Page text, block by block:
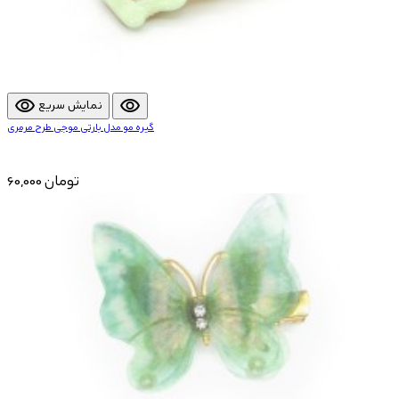
visibility نمایش سریع visibility
گیره مو مدل بارتی موجی طرح مرمری
60,000 تومان